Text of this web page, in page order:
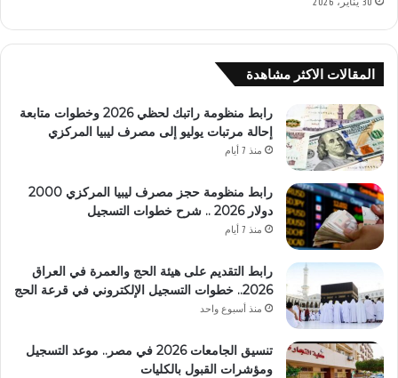
المقالات الاكثر مشاهدة
رابط منظومة راتبك لحظي 2026 وخطوات متابعة
إحالة مرتبات يوليو إلى مصرف ليبيا المركزي
منذ 7 أيام
رابط منظومة حجز مصرف ليبيا المركزي 2000
دولار 2026 .. شرح خطوات التسجيل
منذ 7 أيام
رابط التقديم على هيئة الحج والعمرة في العراق
2026.. خطوات التسجيل الإلكتروني في قرعة الحج
منذ أسبوع واحد
تنسيق الجامعات 2026 في مصر.. موعد التسجيل
ومؤشرات القبول بالكليات